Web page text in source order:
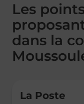
Les
dans la
La Poste